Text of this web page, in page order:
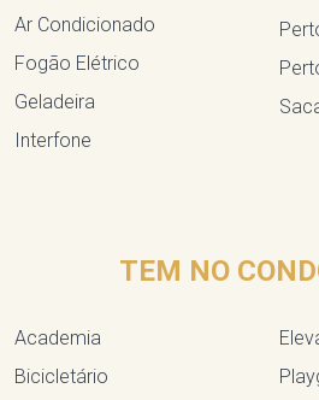
Ar Condicionado
Fogão Elétrico
Geladeira
Interfone
TEM NO
Academia
Bicicletário